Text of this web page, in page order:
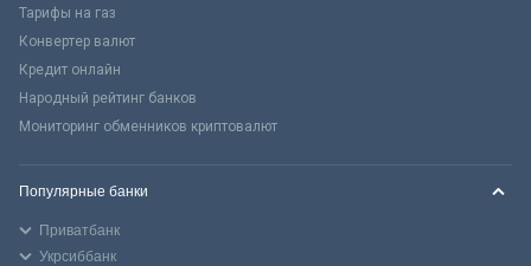
Тарифы на газ
Конвертер валют
Кредит онлайн
Народный рейтинг банков
Мониторинг обменников криптовалют
Популярные банки
Приватбанк
Укрсиббанк